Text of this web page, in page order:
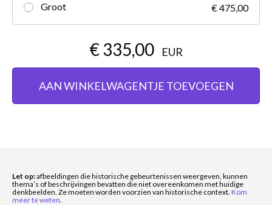
Groot € 475,00
€ 335,00 EUR
AAN WINKELWAGENTJE TOEVOEGEN
Let op:afbeeldingen die historische gebeurtenissen weergeven, kunnen
thema’s of beschrijvingen bevatten die niet overeenkomen met huidige
denkbeelden. Ze moeten worden voorzien van historische context. Kom
meer te weten